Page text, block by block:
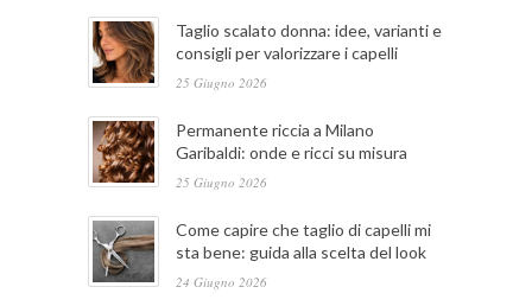
Taglio scalato donna: idee, varianti e
consigli per valorizzare i capelli
25 Giugno 2026
Permanente riccia a Milano
Garibaldi: onde e ricci su misura
25 Giugno 2026
Come capire che taglio di capelli mi
sta bene: guida alla scelta del look
24 Giugno 2026